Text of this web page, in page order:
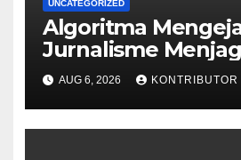
UNCATEGORIZED
Algoritma
Jurnalisme
dan Akal Sehat
AUG 6, 2026 KONTRIBUTOR